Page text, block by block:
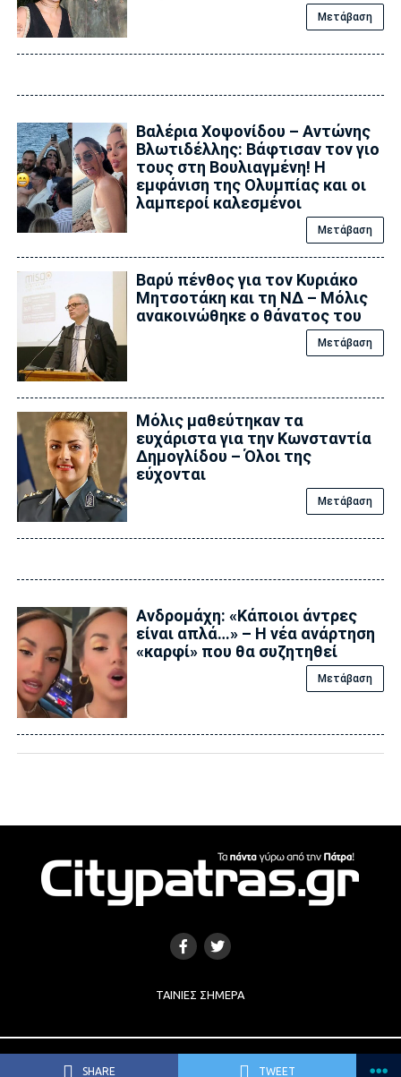
SHARE TWEET
Μετάβαση
Βαλέρια Χοψονίδου – Αντώνης
Βλωτιδέλλης: Βάφτισαν τον γιο
τους στη Βουλιαγμένη! Η
εμφάνιση της Ολυμπίας και οι
λαμπεροί καλεσμένοι
Μετάβαση
Βαρύ πένθος για τον Κυριάκο
Μητσοτάκη και τη ΝΔ – Μόλις
ανακοινώθηκε ο θάνατος του
Μετάβαση
Μόλις μαθεύτηκαν τα
ευχάριστα για την Κωνσταντία
Δημογλίδου – Όλοι της
εύχονται
Μετάβαση
Ανδρομάχη: «Κάποιοι άντρες
είναι απλά…» – Η νέα ανάρτηση
«καρφί» που θα συζητηθεί
Μετάβαση
ΤΑΙΝΊΕΣ ΣΉΜΕΡΑ
Copyright © 2017 | Κατασκευή Ιστοσελίδων